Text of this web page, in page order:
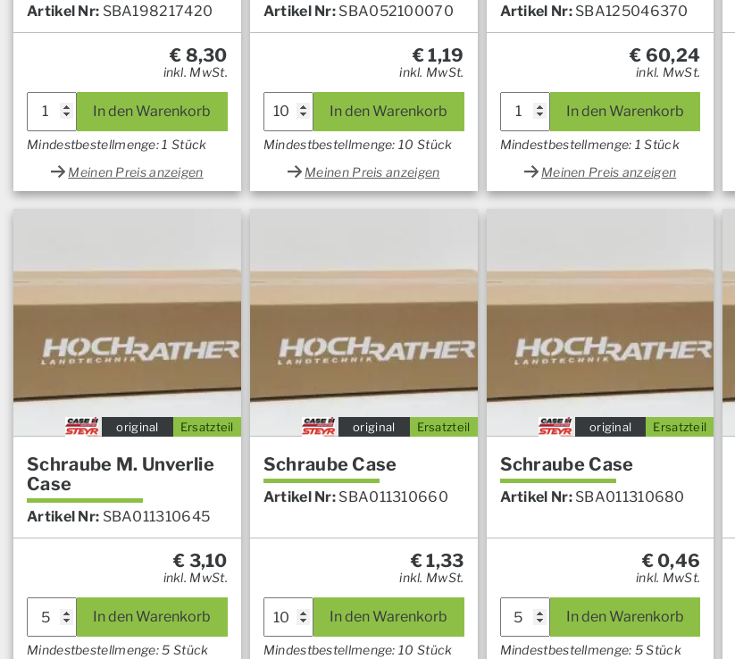
Artikel Nr: SBA198217420
€ 8,30
inkl. MwSt.
In den Warenkorb
Mindestbestellmenge: 1 Stück
Meinen Preis anzeigen
Artikel Nr: SBA052100070
€1,19
inkl. MwSt.
In den Warenkorb
Mindestbestellmenge: 10 Stück
Meinen Preis anzeigen
Artikel Nr: SBA125046370
€ 60,24
inkl. MwSt.
In den Warenkorb
Mindestbestellmenge: 1 Stück
Meinen Preis anzeigen
Ersatzteil
original
Schraube M. Unverlie
Case
Artikel Nr: SBA011310645
€ 3,10
inkl. MwSt.
In den Warenkorb
Mindestbestellmenge: 5 Stück
Ersatzteil
original
Schraube Case
Artikel Nr: SBA011310660
€1,33
inkl. MwSt.
In den Warenkorb
Mindestbestellmenge: 10 Stück
Ersatzteil
original
Schraube Case
Artikel Nr: SBA011310680
€0,46
inkl. MwSt.
In den Warenkorb
Mindestbestellmenge: 5 Stück